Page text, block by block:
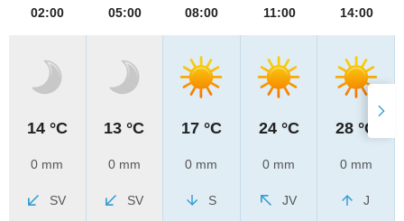
02:00
14 °C
0 mm
SV
05:00
13 °C
0 mm
SV
08:00
17 °C
0 mm
S
11:00
24 °C
0 mm
JV
14:00
28 °C
0 mm
J